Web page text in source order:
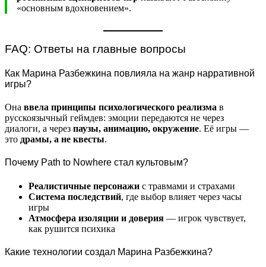
«основным вдохновением».
FAQ: Ответы на главные вопросы
Как Марина Разбежкина повлияла на жанр нарративной
игры?
Она ввела принципы психологического реализма в
русскоязычный геймдев: эмоции передаются не через
диалоги, а через паузы, анимацию, окружение. Её игры —
это драмы, а не квесты.
Почему Path to Nowhere стал культовым?
Реалистичные персонажи с травмами и страхами
Система последствий, где выбор влияет через часы
игры
Атмосфера изоляции и доверия — игрок чувствует,
как рушится психика
Какие технологии создал Марина Разбежкина?